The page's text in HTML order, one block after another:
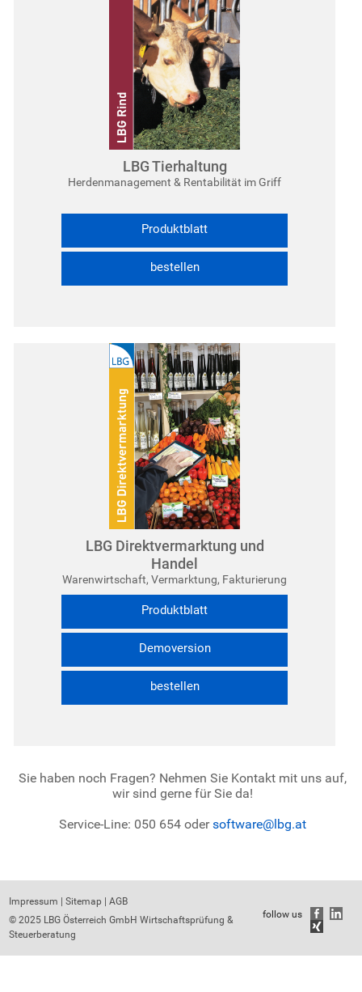
LBG Tierhaltung
Herdenmanagement & Rentabilität im Griff
Produktblatt
bestellen
LBG Direktvermarktung und
Handel
Warenwirtschaft, Vermarktung, Fakturierung
Produktblatt
Demoversion
bestellen
Sie haben noch Fragen? Nehmen Sie Kontakt mit uns auf,
wir sind gerne für Sie da!
Service-Line: 050 654 odersoftware@lbg.at
Impressum | Sitemap | AGB
© 2025 LBG Österreich GmbH Wirtschaftsprüfung &
Steuerberatung
follow us